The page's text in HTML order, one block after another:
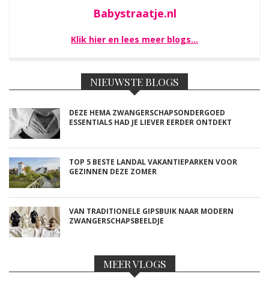
Babystraatje.nl
Klik hier en lees meer blogs…
NIEUWSTE BLOGS
DEZE HEMA ZWANGERSCHAPSONDERGOED
ESSENTIALS HAD JE LIEVER EERDER ONTDEKT
TOP 5 BESTE LANDAL VAKANTIEPARKEN VOOR
GEZINNEN DEZE ZOMER
VAN TRADITIONELE GIPSBUIK NAAR MODERN
ZWANGERSCHAPSBEELDJE
MEER VLOGS